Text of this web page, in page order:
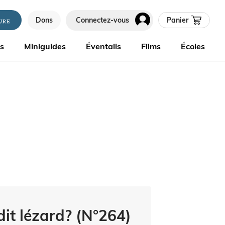
Dons Connectez-vous Panier
Miniguides Éventails Films Écoles
lézard? (N°264)